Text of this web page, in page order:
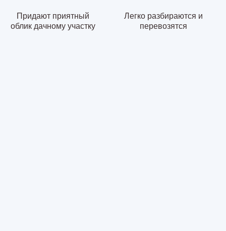
Придают приятный
облик дачному участку
Легко разбираются и
перевозятся